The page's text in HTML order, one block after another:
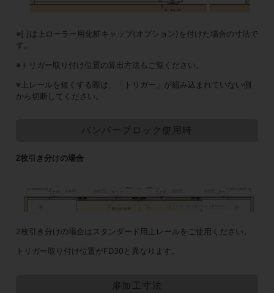
※[ ]は上ローラー用化粧キャップ(オプション)を付けた場合の寸法で
す。
※トリガー取り付け位置の算出方法もご覧ください。
※上レールを短くする際は、「トリガー」が組み込まれていない側
から切断してください。
バンパーブロック使用時
2枚引き分けの場合
2枚引き分けの場合はスタンダード用上レールをご使用ください。
トリガー取り付け位置がFD30と異なります。
扉加工寸法